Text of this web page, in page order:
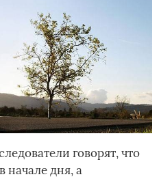
говорят, что
начале дня, а